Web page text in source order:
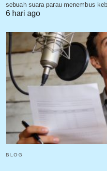
sebuah suara parau menembus
6 hari ago
BLOG